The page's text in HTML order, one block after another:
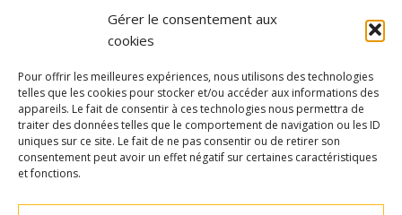
Gérer le consentement aux
cookies
Pour offrir les meilleures expériences, nous utilisons des technologies
telles que les cookies pour stocker et/ou accéder aux informations des
appareils. Le fait de consentir à ces technologies nous permettra de
traiter des données telles que le comportement de navigation ou les ID
uniques sur ce site. Le fait de ne pas consentir ou de retirer son
consentement peut avoir un effet négatif sur certaines caractéristiques
et fonctions.
• Entrée libre •
LES ATELIERS DES ARTS